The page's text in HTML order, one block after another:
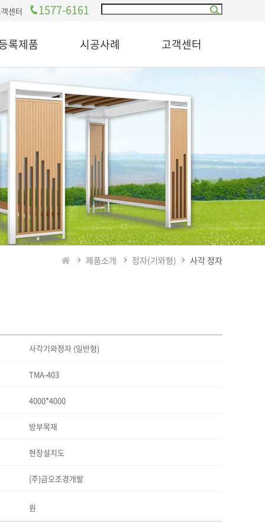
센터 1577-6161
록제품 시공사례 고객센터
제품소개 정자(기와형) 사각 정자
사각기와정자 (일반형)
TMA-403
4000*4000
방부목재
현장설치도
(주)금오조경개발
원